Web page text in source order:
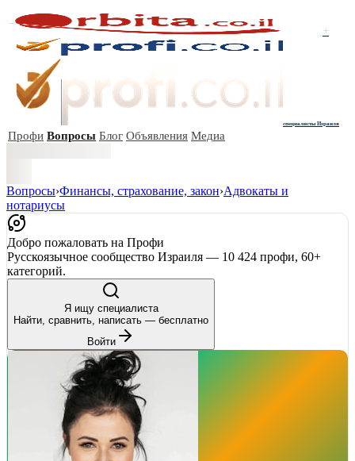
+
специалисты Израиля
Профи Вопросы Блог Объявления Медиа
Вопросы›Финансы, страхование, закон›Адвокаты и
нoтариусы
Добро пожаловать на Профи
Русскоязычное сообщество Израиля — 10 424 профи, 60+
категорий.
Я ищу специалиста
Найти, сравнить, написать — бесплатно
Войти